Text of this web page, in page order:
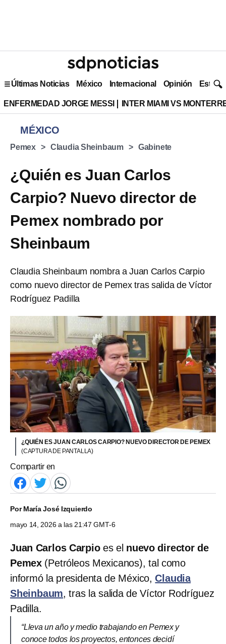
Últimas Noticias México Internacional Opinión Estilo
ENFERMEDAD JORGE MESSI INTER MIAMI VS
MÉXICO
Pemex Claudia Sheinbaum Gabinete
¿Quién es Juan Carlos
Carpio? Nuevo director de
Pemex nombrado por
Sheinbaum
Claudia Sheinbaum nombra a Juan Carlos Carpio
como nuevo director de Pemex tras salida de Víctor
Rodríguez Padilla
¿QUIÉN ES JUAN CARLOS CARPIO? NUEVO DIRECTOR DE PEMEX
(CAPTURA DE PANTALLA)
Compartir en
PorMaría José Izquierdo
mayo 14, 2026 a las 21:47 GMT-6
Juan Carlos Carpioes el nuevo director de
Pemex (Petróleos Mexicanos), tal como
informó la presidenta de México,Claudia
Sheinbaum, tras la salida de Víctor Rodríguez
Padilla.
“Lleva un año y medio trabajando en Pemex y
conoce todos los proyectos, entonces decidí